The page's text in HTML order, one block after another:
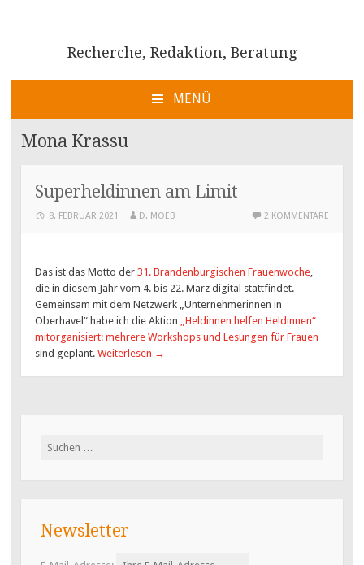
Recherche, Redaktion, Beratung
MENÜ
ZUM
INHALT
Mona Krassu
Superheldinnen am Limit
8. FEBRUAR 2021 D. MOEB 2 KOMMENTARE
Das ist das Motto der31. Brandenburgischen Frauenwoche
die in diesem Jahr vom 4. bis 22. März digital stattfindet.
Gemeinsam mit dem Netzwerk „Unternehmerinnen in
Oberhavel“ habe ich die Aktion
„Heldinnen helfen Heldinnen“
mitorganisiert: mehrere Workshops und Lesungen für Frauen
sind geplant.Weiterlesen →
Suchen
Newsletter